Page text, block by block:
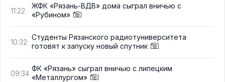
11:22
ЖФК «Рязань-ВДВ» дома сыграл вничью с
«Рубином»
10:32
Студенты Рязанского радиотуниверситета
готовят к запуску новый спутник
09:34
ФК «Рязань» сыграл вничью с липецким
«Металлургом»